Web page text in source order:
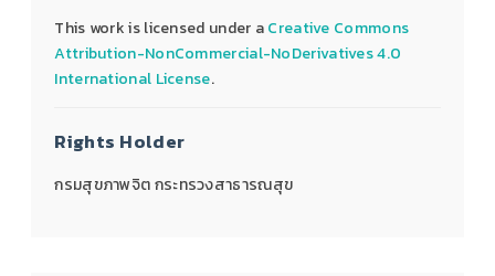
This work is licensed under aCreative Commons
Attribution-NonCommercial-NoDerivatives 4.0
International License.
Rights Holder
กรมสุขภาพจิต กระทรวงสาธารณสุข